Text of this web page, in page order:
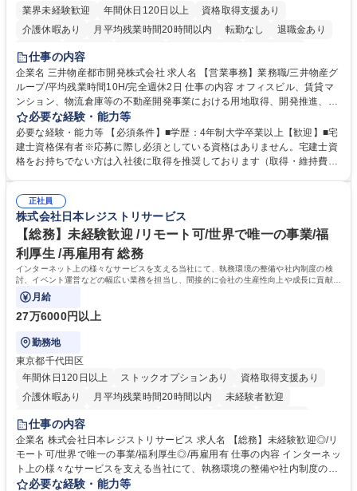
業界未経験歓迎
年間休日120日以上
資格取得支援あり
介護休暇あり
月平均残業時間20時間以内 転勤なし
退職金あり
在宅OK
賞与あり
駅近5分以内
土日祝休み 寮・社宅あり
仕事の内容
企業名 三井物産都市開発株式会社 求人名 【営業事務】業務職/三井物産グ
ループ/平均残業時間10H/完全週休2日 仕事の内容 オフィスビル、賃貸マ
ンション、物流倉庫等の不動産開発事業における用地取得、開発推進、賃
貸運営、売却、仲介・活用提案等を行う営業部門において事務業務を担当
いただきます。 【詳細】・契約書管理、契約書製本、捺印対応、ファイリ
ング、登記簿取得、調書取得・支払業務（各種費用支払、支払管理、請
求・支払データ登録、取引先マスター申請対応）・予算作成及び予実管
の他に担当頂く業務が発生する場合があります。 募集職種 【営業事務】
業務職/三井物産グループ/平均残業時間10H/完全週休2日
必要な経験・能力等
必要な経験・能力等 【必須条件】■学歴：4年制大学卒業以上【歓迎】■宅
建士資格保有者※応募に際し必須としている資格はありません。宅建士資
格をお持ちでない方は入社後に取得を推奨しております（取得・維持費用
ション力がある方。 ・チャレンジを厭わず、粘り強く業務に取り組める
方。多様な関係者と謙虚に信頼関係を構築でき、期限を意識したスケジュ
ール管理が出来る方。※将来的に他部署（営業部門、コーポレート部門）
へのジョブローテーションの可能性があります。 学歴・資格 学歴：大学
院 大学 語学力： 資格：宅地建物取引士
正社員
株式会社日本レジストリサービス
【総務】未経験歓迎 /リモート可/世界で唯一の事業/福
利厚生 /再雇用有 総務
インターネット上の様々なサービスを支える当社にて、執務環境の整備や社内制度の検
討、イベント運営などの幅広い業務を担当し、間接的に会社の生産性向上や成長に貢献し
ている部署です。
月給
27万6000円以上
勤務地
東京都千代田区
年間休日120日以上
ストックオプションあり
資格取得支援あり
介護休暇あり
月平均残業時間20時間以内
未経験者歓迎
住宅手当あり
完全週休2日制
交通費支給 駅近5分以内 土日祝休み 服装自由
仕事の内容
企業名 株式会社日本レジストリサービス 求人名 【総務】未経験歓迎◎/リ
モート可/世界で唯一の事業/福利厚生◎/再雇用有 仕事の内容 インターネッ
ト上の様々なサービスを支える当社にて、執務環境の整備や社内制度の検
討、イベント運営などの幅広い業務を担当し、間接的に会社の生産性向上
必要な経験・能力等